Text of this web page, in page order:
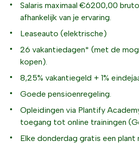
Salaris maximaal €6200,00
afhankelijk van je ervaring.
Leaseauto (elektrische)
26 vakantiedagen* (met de
kopen).
8,25% vakantiegeld + 1%
Goede pensioenregeling.
Opleidingen via Plantify
toegang tot online trainingen
Elke donderdag gratis een plant